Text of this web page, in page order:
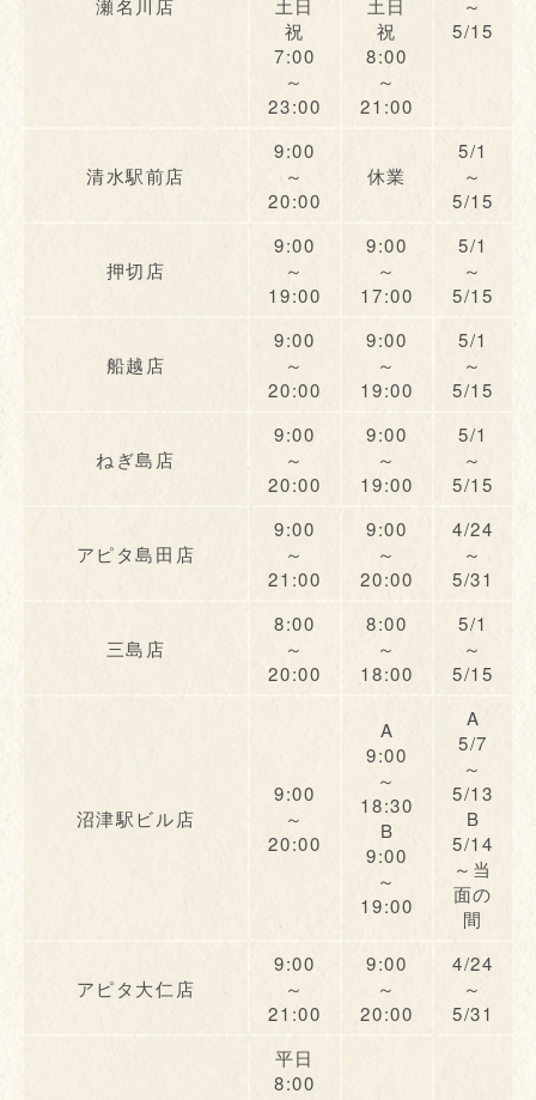
瀬名川店
土日
祝
7:00
～
23:00
土日
祝
8:00
～
21:00
～
5/15
清水駅前店
9:00
～
20:00
休業
5/1
～
5/15
押切店
9:00
～
19:00
9:00
～
17:00
5/1
～
5/15
船越店
9:00
～
20:00
9:00
～
19:00
5/1
～
5/15
ねぎ島店
9:00
～
20:00
9:00
～
19:00
5/1
～
5/15
アピタ島田店
9:00
～
21:00
9:00
～
20:00
4/24
～
5/31
三島店
8:00
～
20:00
8:00
～
18:00
5/1
～
5/15
沼津駅ビル店
9:00
～
20:00
A
9:00
～
18:30
B
9:00
～
19:00
A
5/7
～
5/13
B
5/14
～当
面の
間
アピタ大仁店
9:00
～
21:00
9:00
～
20:00
4/24
～
5/31
平日
8:00